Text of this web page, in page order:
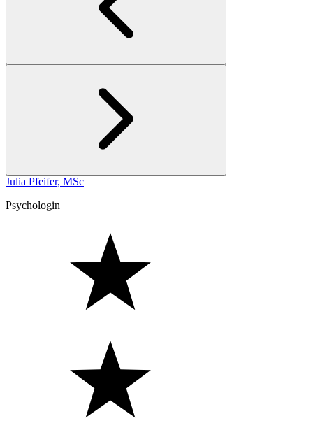
Julia Pfeifer, MSc
Psychologin